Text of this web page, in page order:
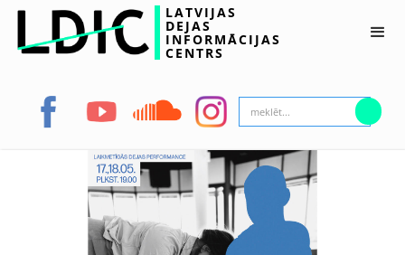
LATVIJAS
DEJAS
INFORMĀCIJAS
CENTRS